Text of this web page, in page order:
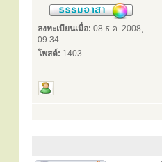
ลงทะเบียนเมื่อ: 08 ธ.ค. 2008,
09:34
โพสต์: 1403